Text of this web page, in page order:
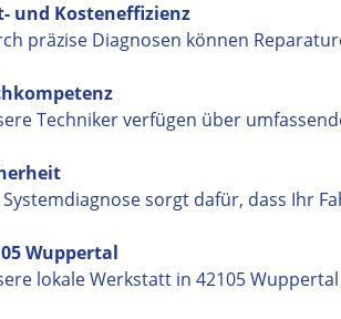
und Kosteneffizienz
präzise Diagnosen können
Techniker verfügen über
Systemdiagnose sorgt dafür, dass Ihr
Wuppertal
lokale Werkstatt in 42105